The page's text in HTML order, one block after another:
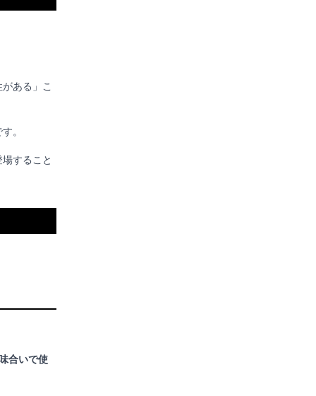
ある」こ
。
すること
合いで使